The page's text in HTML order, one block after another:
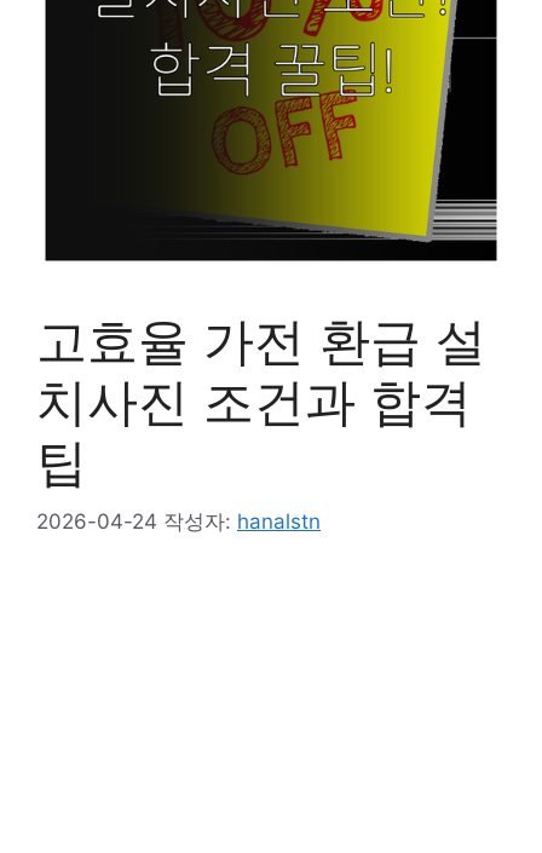
고효율 가전 환급 설
치사진 조건과 합격
팁
2026-04-24 작성자: hanalstn